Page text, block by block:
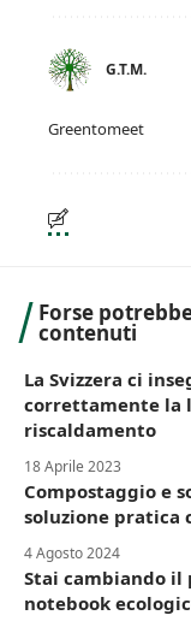
G.T.M.
Greentomeet
Forse
contenuti
La Svizzera ci
correttamente la
riscaldamento
18 Aprile 2023
Compostaggio e
soluzione pratica
4 Agosto 2024
Stai cambiando il
notebook